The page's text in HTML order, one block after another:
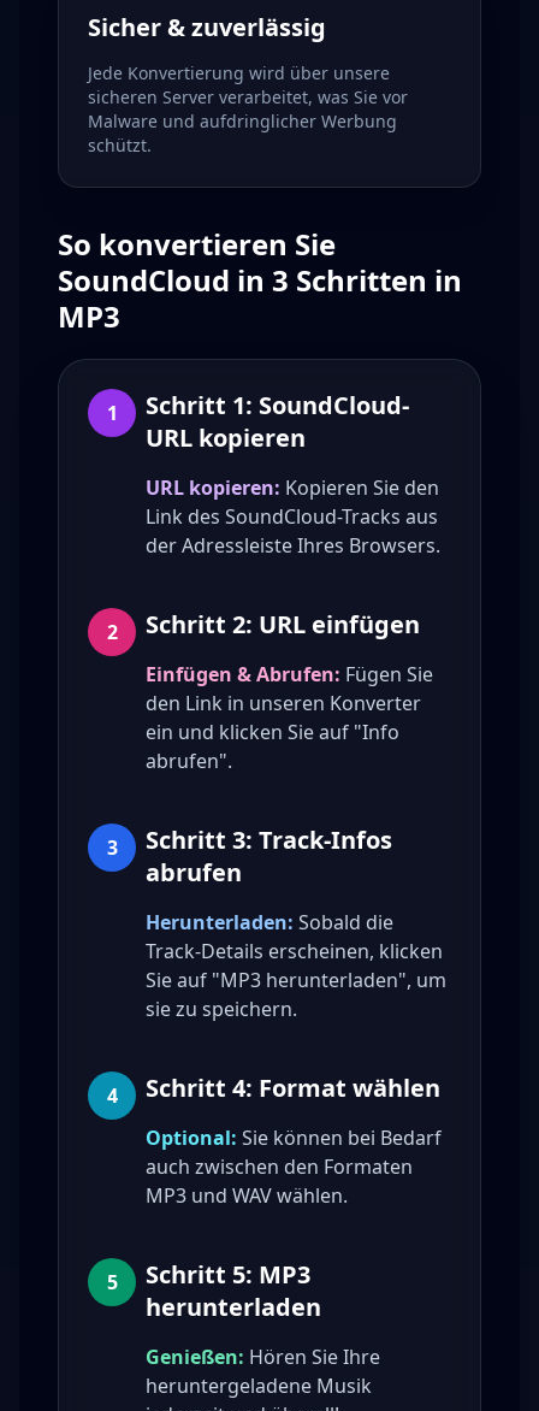
Sicher & zuverlässig
Jede Konvertierung wird über unsere
sicheren Server verarbeitet, was Sie vor
Malware und aufdringlicher Werbung
schützt.
So konvertieren Sie
SoundCloud in 3 Schritten in
MP3
1
Schritt 1: SoundCloud-
URL kopieren
URL kopieren: Kopieren Sie den
Link des SoundCloud-Tracks aus
der Adressleiste Ihres Browsers.
2 Schritt 2: URL einfügen
Einfügen & Abrufen: Fügen Sie
den Link in unseren Konverter
ein und klicken Sie auf "Info
abrufen".
3
Schritt 3: Track-Infos
abrufen
Herunterladen: Sobald die
Track-Details erscheinen, klicken
Sie auf "MP3 herunterladen", um
sie zu speichern.
4 Schritt 4: Format wählen
Optional: Sie können bei Bedarf
auch zwischen den Formaten
MP3 und WAV wählen.
5
Schritt 5: MP3
herunterladen
Genießen: Hören Sie Ihre
heruntergeladene Musik